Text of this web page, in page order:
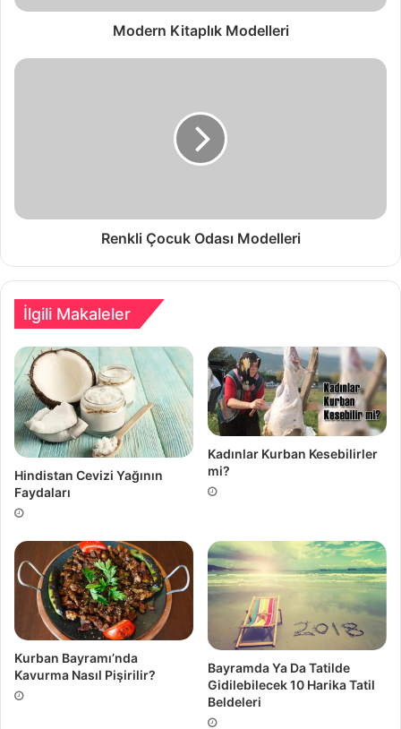
Modern Kitaplık Modelleri
Renkli Çocuk Odası Modelleri
İlgili Makaleler
Hindistan Cevizi Yağının
Faydaları
Kadınlar Kurban Kesebilirler
mi?
Kurban Bayramı’nda
Kavurma Nasıl Pişirilir?
Bayramda Ya Da Tatilde
Gidilebilecek 10 Harika Tatil
Beldeleri